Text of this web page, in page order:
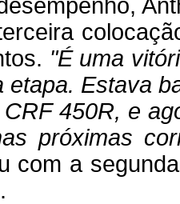
"É uma
etapa. Estava
450R, e
próximas
com a